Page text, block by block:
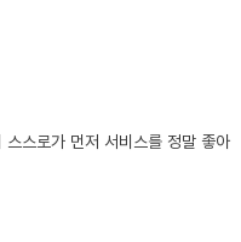
스로가 먼저 서비스를 정말 좋아